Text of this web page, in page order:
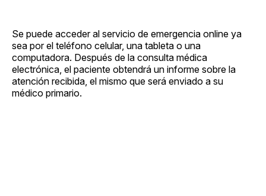
Se puede acceder al servicio de emergencia online ya
sea por el teléfono celular, una tableta o una
computadora. Después de la consulta médica
electrónica, el paciente obtendrá un informe sobre la
atención recibida, el mismo que será enviado a su
médico primario.